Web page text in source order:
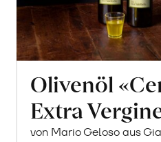
Olivenöl
Extra
von Mario Geloso aus